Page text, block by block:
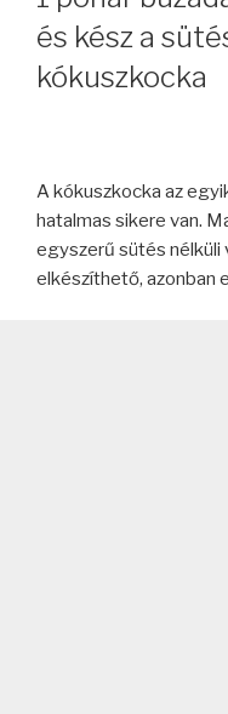
és kész a
kókuszkocka
A kókuszkocka az
hatalmas sikere van.
egyszerű sütés nélküli
elkészíthető, azonban